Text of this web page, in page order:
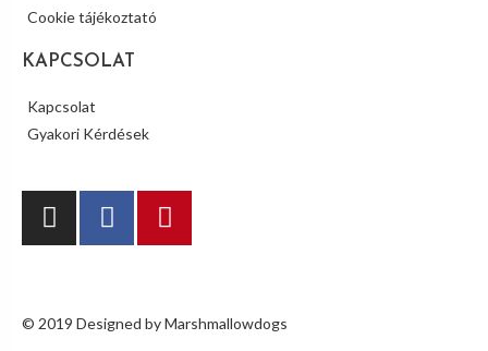
Cookie tájékoztató
KAPCSOLAT
Kapcsolat
Gyakori Kérdések
© 2019 Designed by Marshmallowdogs